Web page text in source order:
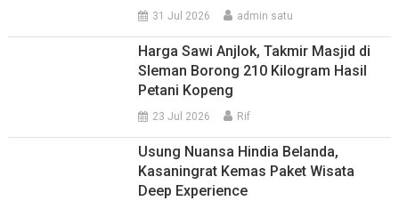
31 Jul 2026 admin satu
Harga Sawi Anjlok, Takmir Masjid di
Sleman Borong 210 Kilogram Hasil
Petani Kopeng
23 Jul 2026 Rif
Usung Nuansa Hindia Belanda,
Kasaningrat Kemas Paket Wisata
Deep Experience